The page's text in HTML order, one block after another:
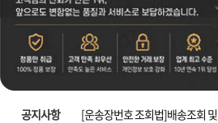
요
니
파
워
맨
제
품
은
공지사항
[2026구정 연휴]설 연휴 배송 및